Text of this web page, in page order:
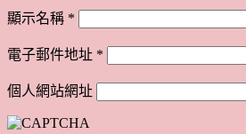
顯示名稱 *
電子郵件地址 *
個人網站網址